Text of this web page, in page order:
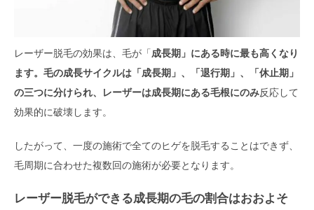
レーザー脱毛の効果は、毛が「成長期」にある時に最も高くなり
ます。毛の成長サイクルは「成長期」、「退行期」、「休止期」
の三つに分けられ、レーザーは成長期にある毛根にのみ反応して
効果的に破壊します。
したがって、一度の施術で全てのヒゲを脱毛することはできず、
毛周期に合わせた複数回の施術が必要となります。
レーザー脱毛ができる成長期の毛の割合はおおよそ